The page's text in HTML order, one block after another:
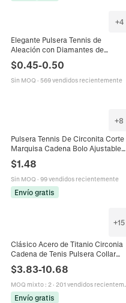
+4
Elegante Pulsera Tennis de
Aleación con Diamantes de
Imitación para Mujer Minimalista
de una Sola Fila Cuatro Garras
Estilo Circonita Joyería de Lujo
$0.45-0.50
Sin MOQ · 569 vendidos recientemente
+8
Pulsera Tennis De Circonita Corte
Marquisa Cadena Bolo Ajustable
Elegante Mujer
$1.48
Sin MOQ · 99 vendidos recientemente
Envío gratis
+15
Clásico Acero de Titanio Circonia
Cadena de Tenis Pulsera Collar
Para Unisex Brillante Circonia
Cadena de Eslabones Joyería de
Moda
$3.83-10.68
MOQ mixto: 2· 201 vendidos recientemente
Envío gratis